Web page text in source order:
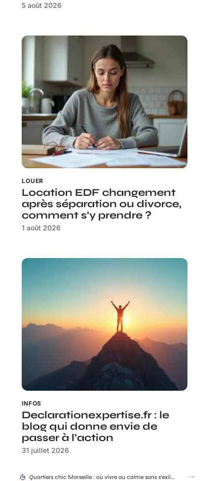
5 août 2026
LOUER
Location EDF changement
après séparation ou divorce,
comment s’y prendre ?
1 août 2026
INFOS
Declarationexpertise.fr : le
blog qui donne envie de
passer à l’action
31 juillet 2026
Location EDF changement après séparation ou divorce, comment s’y prendre ?